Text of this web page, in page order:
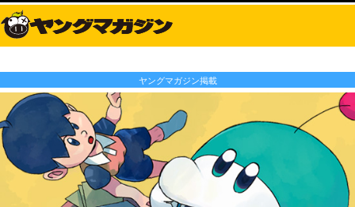
ヤングマガジン掲載